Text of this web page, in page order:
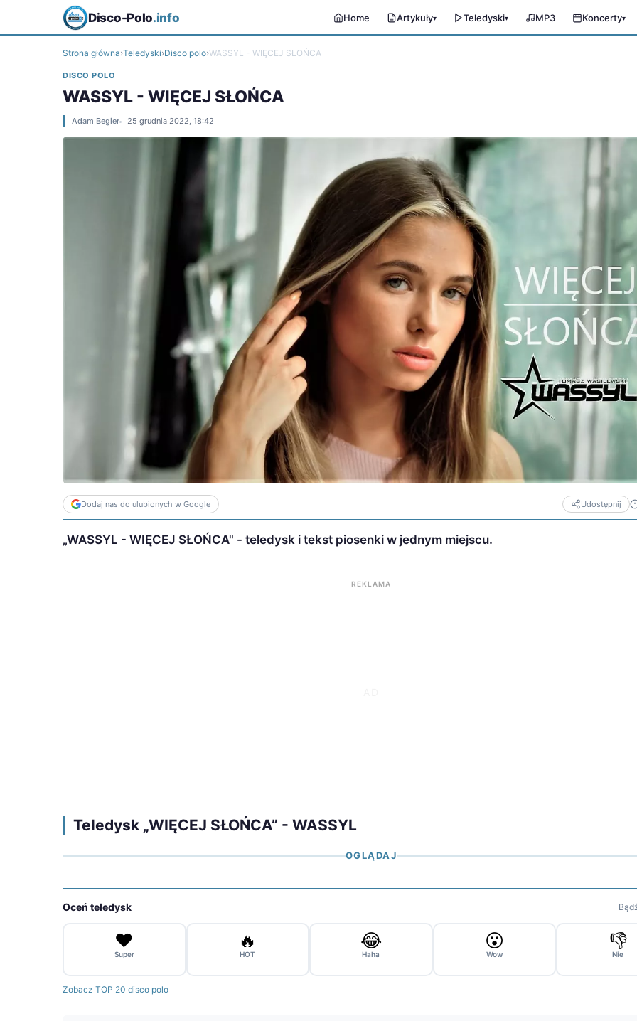
Disco-Polo.info Home Artykuły▾ Teledyski▾ MP3 Koncerty▾
Strona główna›Teledyski›Disco polo›WASSYL - WIĘCEJ SŁOŃCA
DISCO POLO
WASSYL - WIĘCEJ SŁOŃCA
Adam Begier 25 grudnia 2022, 18:42
Dodaj nas do ulubionych w Google Udostępnij
„WASSYL - WIĘCEJ SŁOŃCA" - teledysk i tekst piosenki w jednym miejscu.
REKLAMA
Teledysk „WIĘCEJ SŁOŃCA” - WASSYL
OGLĄDAJ
Oceń teledysk
❤️
Super
🔥
HOT
😂
Haha
😮
Wow
👎
Nie
Zobacz TOP 20 disco polo